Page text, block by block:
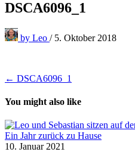
DSCA6096_1
by Leo / 5. Oktober 2018
Beitragsnavigation
← DSCA6096_1
You might also like
Ein Jahr zurück zu Hause
10. Januar 2021